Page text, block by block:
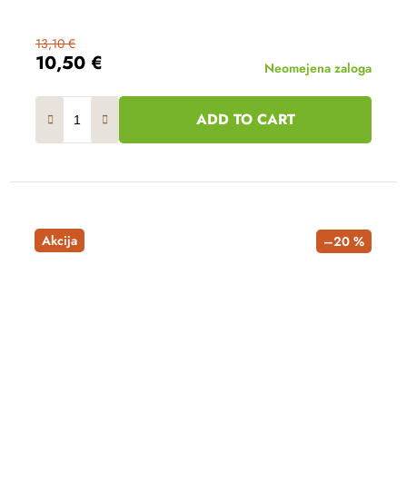
10,50 €
13,10 €
Neomejena zaloga
ADD TO CART
Akcija –20 %